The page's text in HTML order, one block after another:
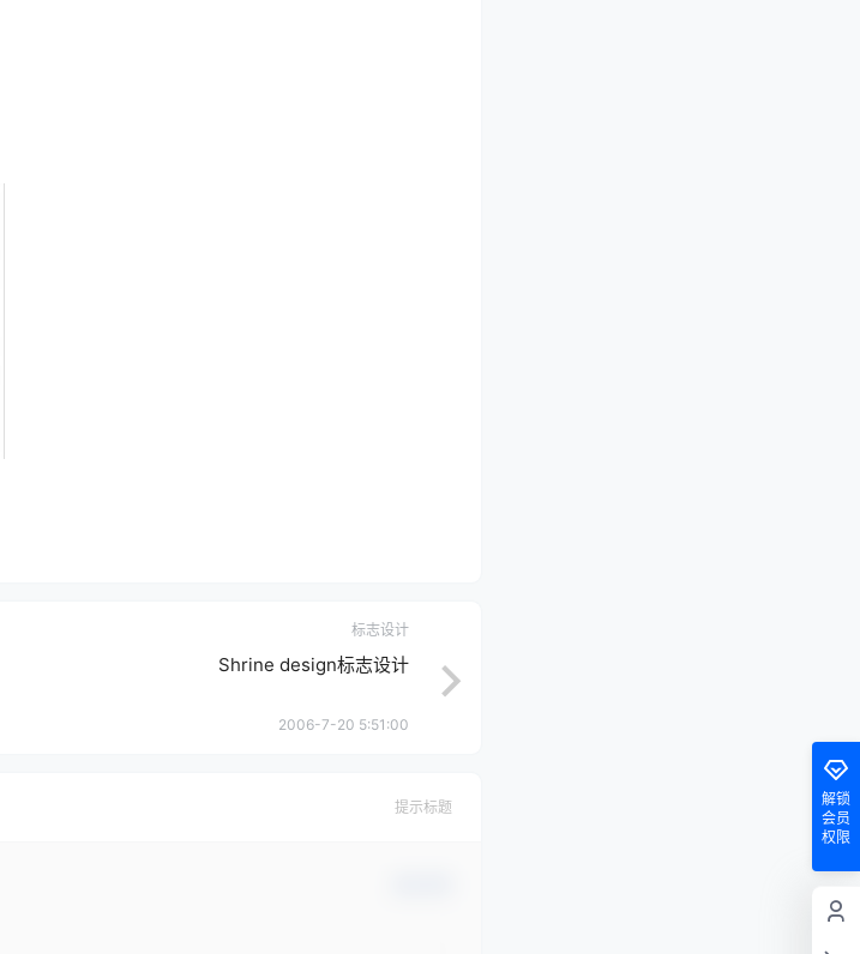
标志设计
Shrine design标志设计
2006-7-20 5:51:00
提示标题
解锁
会员
权限